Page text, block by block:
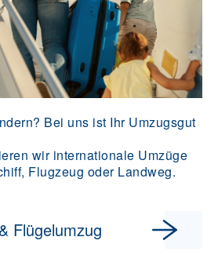
Bei uns ist Ihr Umzugsgut
wir internationale Umzüge
Flugzeug oder Landweg.
Flügelumzug